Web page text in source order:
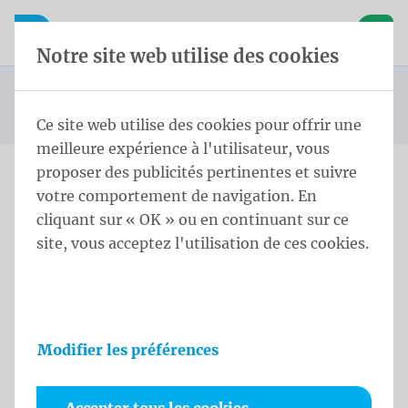
Skip content
Sauter la sélection de la langue
Ouvrir la navigation mobile
Vous êtes ici :
Drapeaux des pays
Drapeaux des pays d'Amérique du Nord
Skip categories
Drapeaux des pays
Parfaits pour les événements sportifs, les vacances
nationale avec des drapeaux de haute qualité à des
Notre site web utilise des cookies
Ce site web utilise des cookies pour offrir une
meilleure expérience à l'utilisateur, vous
proposer des publicités pertinentes et suivre
votre comportement de navigation. En
cliquant sur « OK » ou en continuant sur ce
site, vous acceptez l'utilisation de ces cookies.
Modifier les préférences